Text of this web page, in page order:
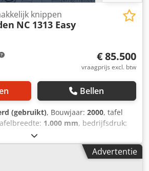
knippen
NC 1313 Easy
€ 85.500
vraagprijs excl. btw
Bellen
(gebruikt), Bouwjaar: 2000, tafel
1.000 mm, bedrijfsdruk:
Eenvoudige snede (foto's in
voor twee snijkoppen (1x zuiver
vernieuwd - wordt gezandstraald
Advertentie